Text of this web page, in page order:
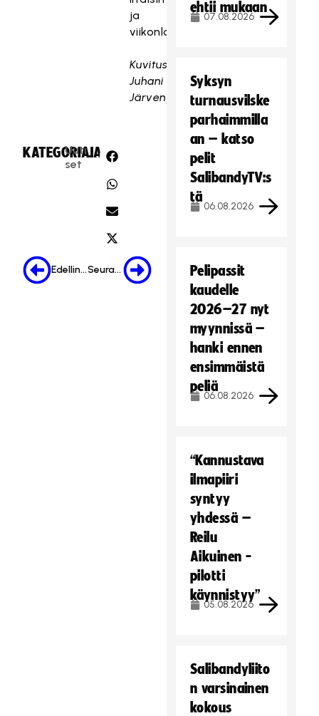
ja
viikonloppuisin).
Kuvituskuva:
Juhani
Järvenpää
KATEGORIA:
Uuti
set
JAA:
Edellinen Seuraava
ehtii mukaan
07.08.2026
Syksyn
turnausvilske
parhaimmilla
an – katso
pelit
SalibandyTV:s
tä
06.08.2026
Pelipassit
kaudelle
2026–27 nyt
myynnissä –
hanki ennen
ensimmäistä
peliä
06.08.2026
“Kannustava
ilmapiiri
syntyy
yhdessä –
Reilu
Aikuinen -
pilotti
käynnistyy”
05.08.2026
Salibandyliito
n varsinainen
kokous